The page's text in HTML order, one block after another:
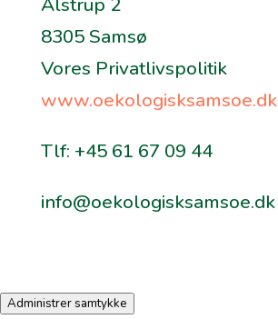
8305 Samsø
Vores Privatlivspolitik
www.oekologisksamsoe.dk
Tlf: +45 61 67 09 44
info@oekologisksamsoe.dk
Administrer samtykke